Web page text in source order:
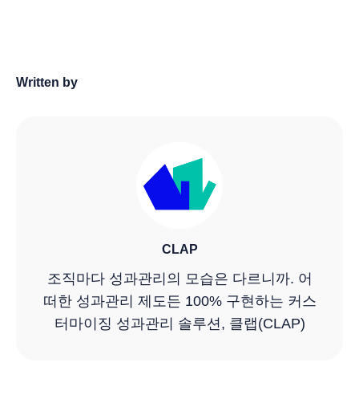
Written by
CLAP
조직마다 성과관리의 모습은 다르니까. 어
떠한 성과관리 제도든 100% 구현하는 커스
터마이징 성과관리 솔루션, 클랩(CLAP)